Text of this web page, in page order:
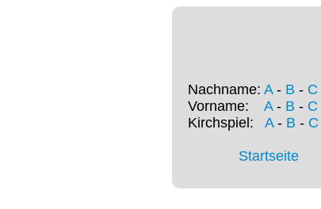
Nachname: A- B - C
Vorname: A- B - C
Kirchspiel: A- B - C
Startseite